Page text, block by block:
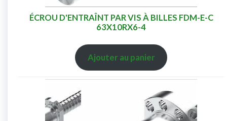
ÉCROU D'ENTRAÎNT PAR VIS À BILLES FDM-E-C
63X10RX6-4
Ajouter au panier